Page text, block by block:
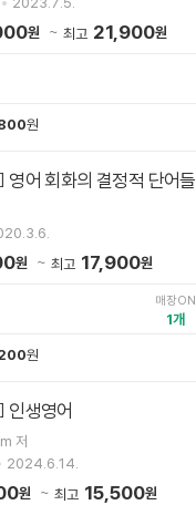
원 최고 21,900원
원
영어 회화의 결정적 단어들
원 최고 17,900원
매장ON
1
원
인생영어
저
2024.6.14.
원 최고 15,500원